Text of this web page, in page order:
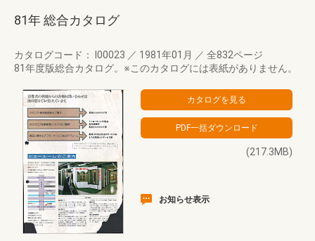
81年 総合カタログ
カタログコード： I00023 ／ 1981年01月 ／ 全832ページ
81年度版総合カタログ。※このカタログには表紙がありません。
(217.3MB)
お知らせ表示